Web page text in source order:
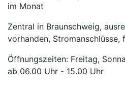
im Monat
Zentral in Braunschweig,
vorhanden, Stromanschlüsse,
Öffnungszeiten: Freitag,
ab 06.00 Uhr - 15.00 Uhr